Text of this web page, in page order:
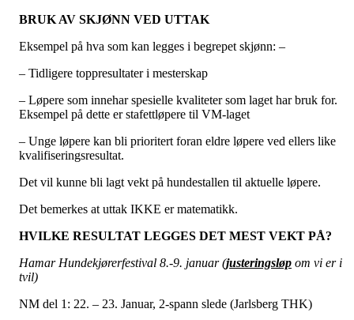
BRUK AV SKJØNN VED UTTAK
Eksempel på hva som kan legges i begrepet skjønn: –
– Tidligere toppresultater i mesterskap
– Løpere som innehar spesielle kvaliteter som laget har bruk for.
Eksempel på dette er stafettløpere til VM-laget
– Unge løpere kan bli prioritert foran eldre løpere ved ellers like
kvalifiseringsresultat.
Det vil kunne bli lagt vekt på hundestallen til aktuelle løpere.
Det bemerkes at uttak IKKE er matematikk.
HVILKE RESULTAT LEGGES DET MEST VEKT PÅ?
Hamar Hundekjørerfestival 8.-9. januar (justeringsløp om vi er i
tvil)
NM del 1: 22. – 23. Januar, 2-spann slede (Jarlsberg THK)